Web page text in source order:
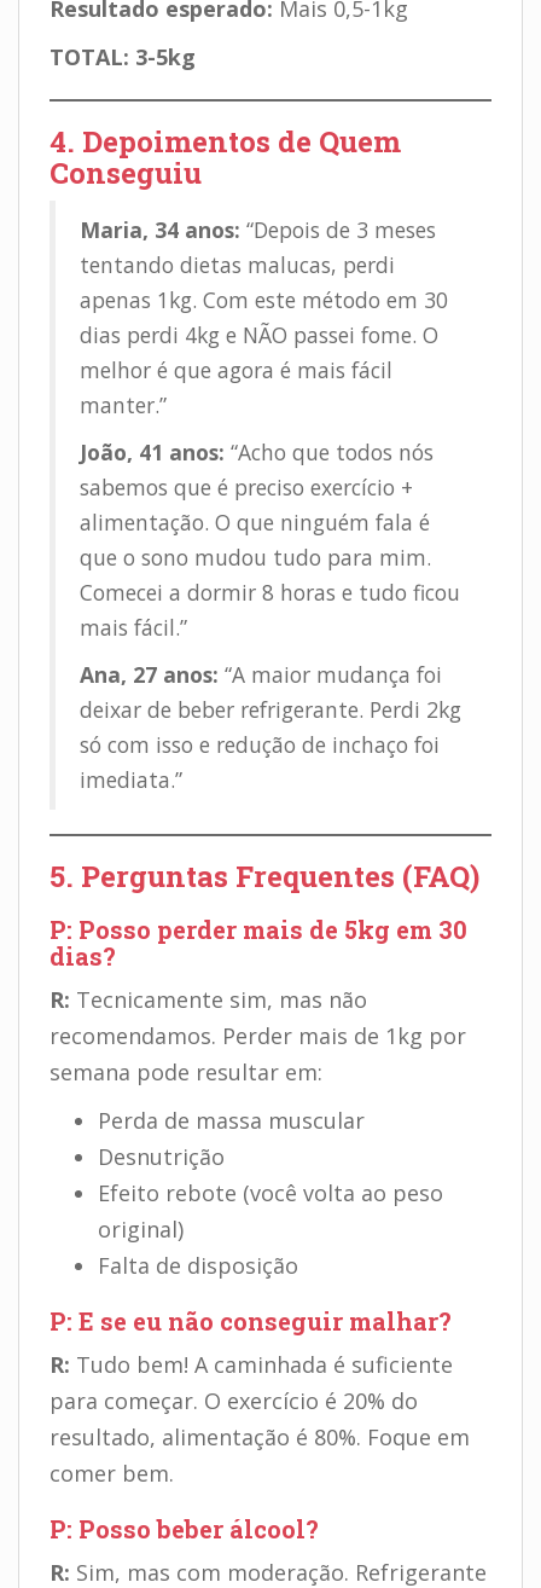
Resultado esperado: Mais 0,5-1kg
TOTAL: 3-5kg
4. Depoimentos de Quem
Conseguiu
Maria, 34 anos: “Depois de 3 meses
tentando dietas malucas, perdi
apenas 1kg. Com este método em 30
dias perdi 4kg e NÃO passei fome. O
melhor é que agora é mais fácil
manter.”
João, 41 anos: “Acho que todos nós
sabemos que é preciso exercício +
alimentação. O que ninguém fala é
que o sono mudou tudo para mim.
Comecei a dormir 8 horas e tudo ficou
mais fácil.”
Ana, 27 anos: “A maior mudança foi
deixar de beber refrigerante. Perdi 2kg
só com isso e redução de inchaço foi
imediata.”
5. Perguntas Frequentes (FAQ)
P: Posso perder mais de 5kg em 30
dias?
R: Tecnicamente sim, mas não
recomendamos. Perder mais de 1kg por
semana pode resultar em:
Perda de massa muscular
Desnutrição
Efeito rebote (você volta ao peso
original)
Falta de disposição
P: E se eu não conseguir malhar?
R: Tudo bem! A caminhada é suficiente
para começar. O exercício é 20% do
resultado, alimentação é 80%. Foque em
comer bem.
P: Posso beber álcool?
R: Sim, mas com moderação. Refrigerante